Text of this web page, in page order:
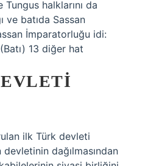
halklarını da
ve batıda Sassan
İmparatorluğu idi:
13 diğer hat
ilk Türk devleti
dağılmasından